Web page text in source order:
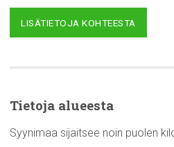
LISÄTIETOJA KOHTEESTA
Tietoja alueesta
Syynimaa sijaitsee noin puolen